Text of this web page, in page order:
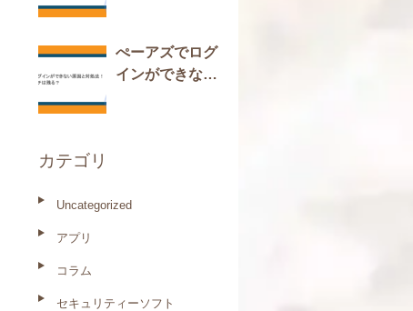
い？安全性を調
査
ぺーアズでログ
インができない
カテゴリ
Uncategorized
アプリ
コラム
セキュリティーソフト